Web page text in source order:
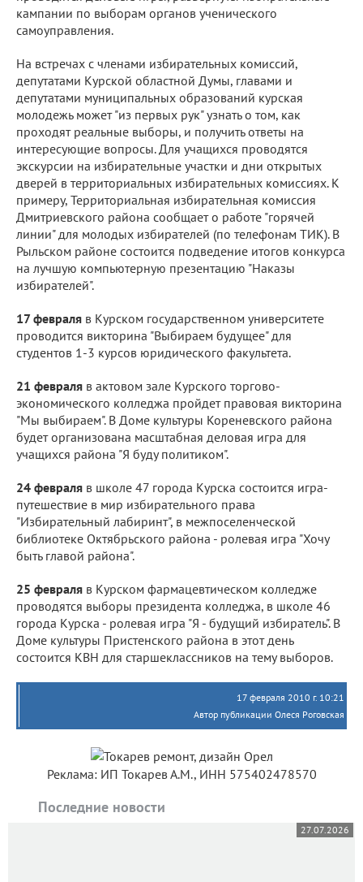
кампании по выборам органов ученического
самоуправления.
На встречах с членами избирательных комиссий,
депутатами Курской областной Думы, главами и
депутатами муниципальных образований курская
молодежь может "из первых рук" узнать о том, как
проходят реальные выборы, и получить ответы на
интересующие вопросы. Для учащихся проводятся
экскурсии на избирательные участки и дни открытых
дверей в территориальных избирательных комиссиях. К
примеру, Территориальная избирательная комиссия
Дмитриевского района сообщает о работе "горячей
линии" для молодых избирателей (по телефонам ТИК). В
Рыльском районе состоится подведение итогов конкурса
на лучшую компьютерную презентацию "Наказы
избирателей".
17 февраля в Курском государственном университете
проводится викторина "Выбираем будущее" для
студентов 1-3 курсов юридического факультета.
21 февраля в актовом зале Курского торгово-
экономического колледжа пройдет правовая викторина
"Мы выбираем". В Доме культуры Кореневского района
будет организована масштабная деловая игра для
учащихся района "Я буду политиком".
24 февраля в школе 47 города Курска состоится игра-
путешествие в мир избирательного права
"Избирательный лабиринт", в межпоселенческой
библиотеке Октябрьского района - ролевая игра "Хочу
быть главой района".
25 февраля в Курском фармацевтическом колледже
проводятся выборы президента колледжа, в школе 46
города Курска - ролевая игра "Я - будущий избиратель". В
Доме культуры Пристенского района в этот день
состоится КВН для старшеклассников на тему выборов.
17 февраля 2010 г. 10:21
Автор публикации Олеся Роговская
Реклама: ИП Токарев А.М., ИНН 575402478570
Последние новости
27.07.2026